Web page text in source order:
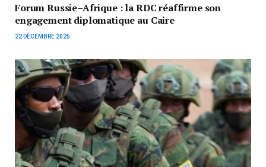
Forum Russie–Afrique : la RDC réaffirme son
engagement diplomatique au Caire
22 DÉCEMBRE 2025